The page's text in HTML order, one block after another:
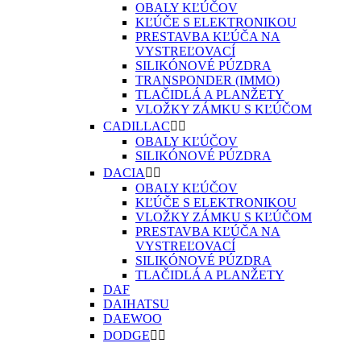
OBALY KĽÚČOV
KĽÚČE S ELEKTRONIKOU
PRESTAVBA KĽÚČA NA
VYSTREĽOVACÍ
SILIKÓNOVÉ PÚZDRA
TRANSPONDER (IMMO)
TLAČIDLÁ A PLANŽETY
VLOŽKY ZÁMKU S KĽÚČOM
CADILLAC 
OBALY KĽÚČOV
SILIKÓNOVÉ PÚZDRA
DACIA  
OBALY KĽÚČOV
KĽÚČE S ELEKTRONIKOU
VLOŽKY ZÁMKU S KĽÚČOM
PRESTAVBA KĽÚČA NA
VYSTREĽOVACÍ
SILIKÓNOVÉ PÚZDRA
TLAČIDLÁ A PLANŽETY
DAF
DAIHATSU
DAEWOO
DODGE 